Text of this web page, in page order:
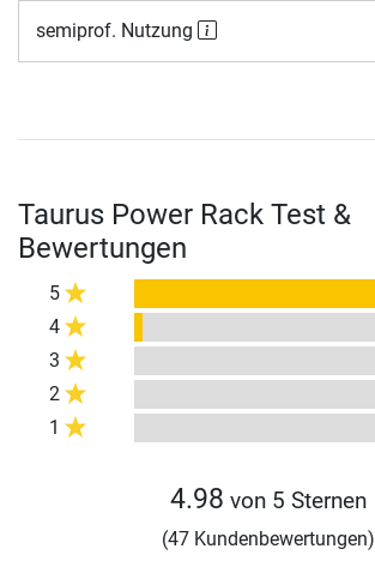
semiprof. Nutzung
Taurus Power Rack Test &
Bewertungen
5
4
3
2
1
4.98 von 5 Sternen
(47 Kundenbewertungen)